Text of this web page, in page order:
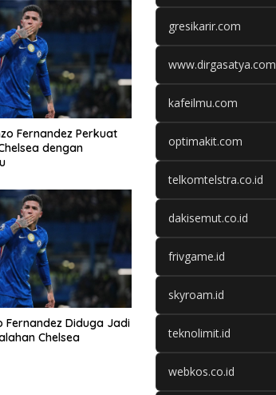
Fernandez Perkuat
dengan
Fernandez Diduga Jadi
Chelsea
gresikarir.com
www.dirgasatya.com
kafeilmu.com
optimakit.com
telkomtelstra.co.id
dakisemut.co.id
frivgame.id
skyroam.id
teknolimit.id
webkos.co.id